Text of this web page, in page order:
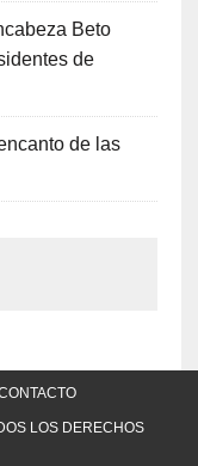
Beto
de
de las
LOS DERECHOS